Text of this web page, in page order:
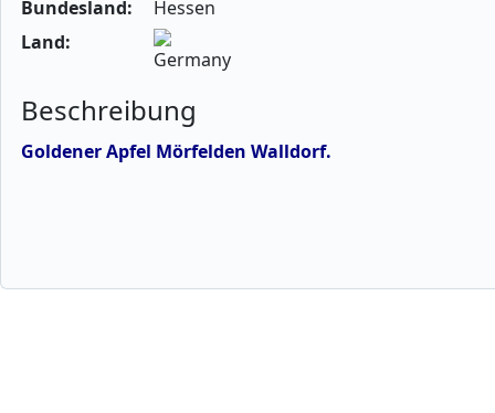
Bundesland:
Hessen
Land:
Beschreibung
Goldener Apfel Mörfelden Walldorf.